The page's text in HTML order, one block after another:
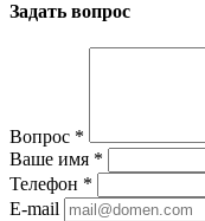
Задать вопрос
Вопрос *
Ваше имя *
Телефон *
E-mail